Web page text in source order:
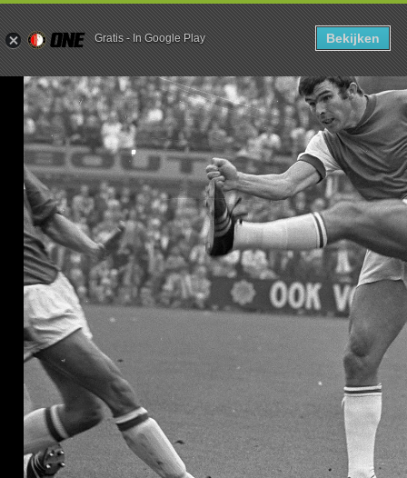
80 JAAR |
Gratis-In Google Play Bekijken